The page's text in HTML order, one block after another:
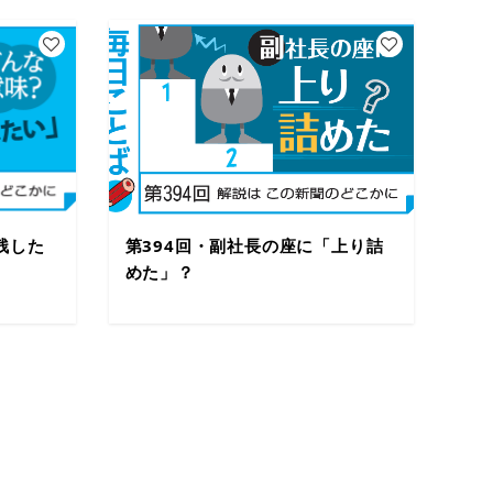
した
第394回・副社長の座に「上り詰
めた」？